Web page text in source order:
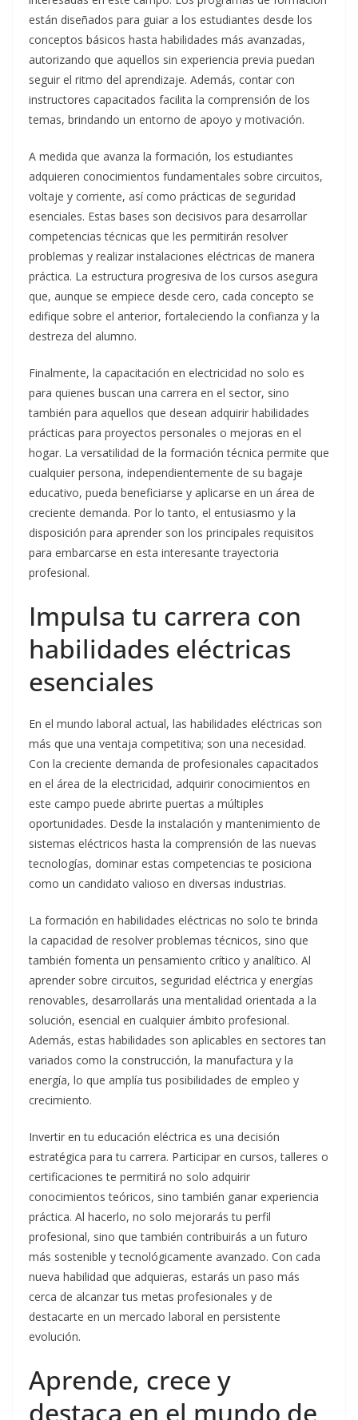
están diseñados para guiar a los estudiantes desde los
conceptos básicos hasta habilidades más avanzadas,
autorizando que aquellos sin experiencia previa puedan
seguir el ritmo del aprendizaje. Además, contar con
instructores capacitados facilita la comprensión de los
temas, brindando un entorno de apoyo y motivación.
A medida que avanza la formación, los estudiantes
adquieren conocimientos fundamentales sobre circuitos,
voltaje y corriente, así como prácticas de seguridad
esenciales. Estas bases son decisivos para desarrollar
competencias técnicas que les permitirán resolver
problemas y realizar instalaciones eléctricas de manera
práctica. La estructura progresiva de los cursos asegura
que, aunque se empiece desde cero, cada concepto se
edifique sobre el anterior, fortaleciendo la confianza y la
destreza del alumno.
Finalmente, la capacitación en electricidad no solo es
para quienes buscan una carrera en el sector, sino
también para aquellos que desean adquirir habilidades
prácticas para proyectos personales o mejoras en el
hogar. La versatilidad de la formación técnica permite que
cualquier persona, independientemente de su bagaje
educativo, pueda beneficiarse y aplicarse en un área de
creciente demanda. Por lo tanto, el entusiasmo y la
disposición para aprender son los principales requisitos
para embarcarse en esta interesante trayectoria
profesional.
Impulsa tu carrera con
habilidades eléctricas
esenciales
En el mundo laboral actual, las habilidades eléctricas son
más que una ventaja competitiva; son una necesidad.
Con la creciente demanda de profesionales capacitados
en el área de la electricidad, adquirir conocimientos en
este campo puede abrirte puertas a múltiples
oportunidades. Desde la instalación y mantenimiento de
sistemas eléctricos hasta la comprensión de las nuevas
tecnologías, dominar estas competencias te posiciona
como un candidato valioso en diversas industrias.
La formación en habilidades eléctricas no solo te brinda
la capacidad de resolver problemas técnicos, sino que
también fomenta un pensamiento crítico y analítico. Al
aprender sobre circuitos, seguridad eléctrica y energías
renovables, desarrollarás una mentalidad orientada a la
solución, esencial en cualquier ámbito profesional.
Además, estas habilidades son aplicables en sectores tan
variados como la construcción, la manufactura y la
energía, lo que amplía tus posibilidades de empleo y
crecimiento.
Invertir en tu educación eléctrica es una decisión
estratégica para tu carrera. Participar en cursos, talleres o
certificaciones te permitirá no solo adquirir
conocimientos teóricos, sino también ganar experiencia
práctica. Al hacerlo, no solo mejorarás tu perfil
profesional, sino que también contribuirás a un futuro
más sostenible y tecnológicamente avanzado. Con cada
nueva habilidad que adquieras, estarás un paso más
cerca de alcanzar tus metas profesionales y de
destacarte en un mercado laboral en persistente
evolución.
Aprende, crece y
destaca en el mundo de